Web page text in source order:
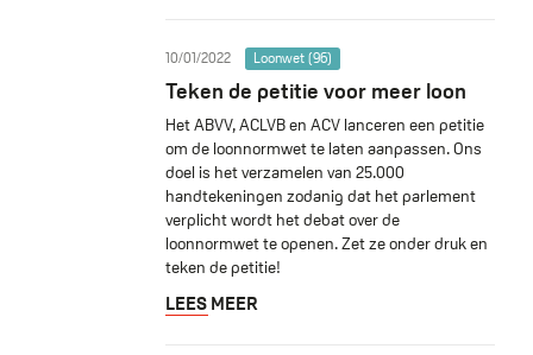
10/01/2022 Loonwet (96)
Teken de petitie voor meer loon
Het ABVV, ACLVB en ACV lanceren een petitie
om de loonnormwet te laten aanpassen. Ons
doel is het verzamelen van 25.000
handtekeningen zodanig dat het parlement
verplicht wordt het debat over de
loonnormwet te openen. Zet ze onder druk en
teken de petitie!
LEES MEER